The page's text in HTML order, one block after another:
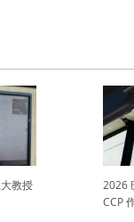
教授
2026
CCP